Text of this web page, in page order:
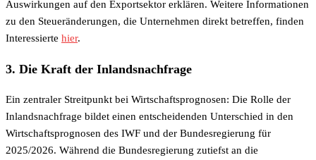
Auswirkungen auf den Exportsektor erklären. Weitere Informationen
zu den Steueränderungen, die Unternehmen direkt betreffen, finden
Interessierte hier.
3. Die Kraft der Inlandsnachfrage
Ein zentraler Streitpunkt bei Wirtschaftsprognosen: Die Rolle der
Inlandsnachfrage bildet einen entscheidenden Unterschied in den
Wirtschaftsprognosen des IWF und der Bundesregierung für
2025/2026. Während die Bundesregierung zutiefst an die